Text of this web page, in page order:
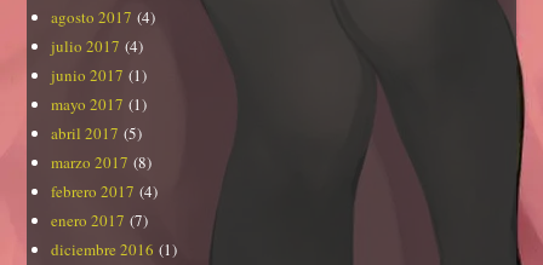
agosto 2017 (4)
julio 2017 (4)
junio 2017 (1)
mayo 2017 (1)
abril 2017 (5)
marzo 2017 (8)
febrero 2017 (4)
enero 2017 (7)
diciembre 2016 (1)